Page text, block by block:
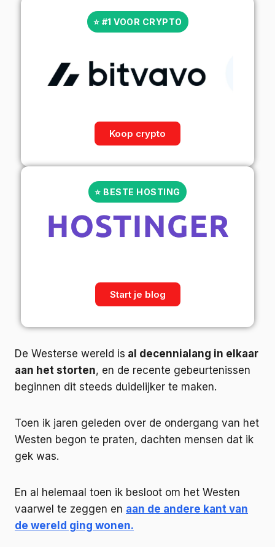
⭐ #1 VOOR CRYPTO
Koop crypto
⭐ BESTE HOSTING
Start je blog
De Westerse wereld is al decennialang in elkaar
aan het storten, en de recente gebeurtenissen
beginnen dit steeds duidelijker te maken.
Toen ik jaren geleden over de ondergang van het
Westen begon te praten, dachten mensen dat ik
gek was.
En al helemaal toen ik besloot om het Westen
vaarwel te zeggen en aan de andere kant van
de wereld ging wonen.